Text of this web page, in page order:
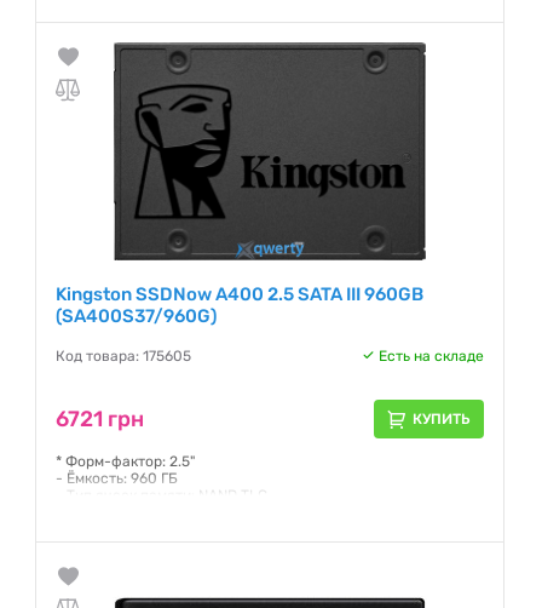
- Макс. скорость записи, до: 450 МБ/с
Гарантия: 36 месяцев
Kingston SSDNow A400 2.5 SATA III 960GB
(SA400S37/960G)
Код товара: 175605 Есть на складе
6721 грн КУПИТЬ
* Форм-фактор: 2.5"
- Ёмкость: 960 ГБ
- Тип ячеек памяти: NAND TLC
- Макс. скорость записи, до: 450 МБ/с
Гарантия: